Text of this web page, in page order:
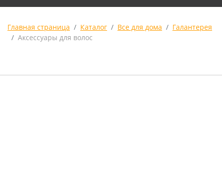
Главная страница Каталог Все для дома
Галантерея
Аксессуары для волос